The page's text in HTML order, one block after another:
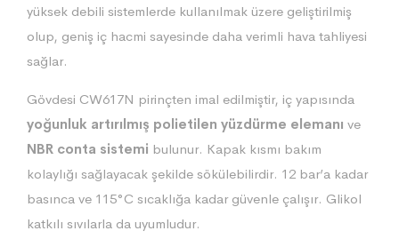
yüksek debili sistemlerde kullanılmak üzere geliştirilmiş
olup, geniş iç hacmi sayesinde daha verimli hava tahliyesi
sağlar.
Gövdesi CW617N pirinçten imal edilmiştir, iç yapısında
yoğunluk artırılmış polietilen yüzdürme elemanı ve
NBR conta sistemi bulunur. Kapak kısmı bakım
kolaylığı sağlayacak şekilde sökülebilirdir. 12 bar’a kadar
basınca ve 115°C sıcaklığa kadar güvenle çalışır. Glikol
katkılı sıvılarla da uyumludur.